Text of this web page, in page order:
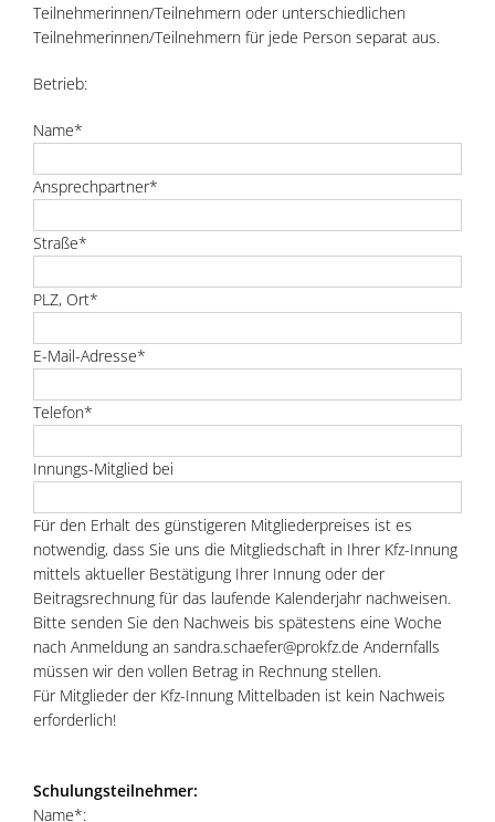
Teilnehmerinnen/Teilnehmern oder unterschiedlichen
Teilnehmerinnen/Teilnehmern für jede Person separat aus.
Betrieb:
Name*
Ansprechpartner*
Straße*
PLZ, Ort*
E-Mail-Adresse*
Telefon*
Innungs-Mitglied bei
Für den Erhalt des günstigeren Mitgliederpreises ist es
notwendig, dass Sie uns die Mitgliedschaft in Ihrer Kfz-Innung
mittels aktueller Bestätigung Ihrer Innung oder der
Beitragsrechnung für das laufende Kalenderjahr nachweisen.
Bitte senden Sie den Nachweis bis spätestens eine Woche
nach Anmeldung an sandra.schaefer@prokfz.de Andernfalls
müssen wir den vollen Betrag in Rechnung stellen.
Für Mitglieder der Kfz-Innung Mittelbaden ist kein Nachweis
erforderlich!
Schulungsteilnehmer:
Name*: